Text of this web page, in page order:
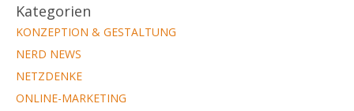
Kategorien
KONZEPTION & GESTALTUNG
NERD NEWS
NETZDENKE
ONLINE-MARKETING